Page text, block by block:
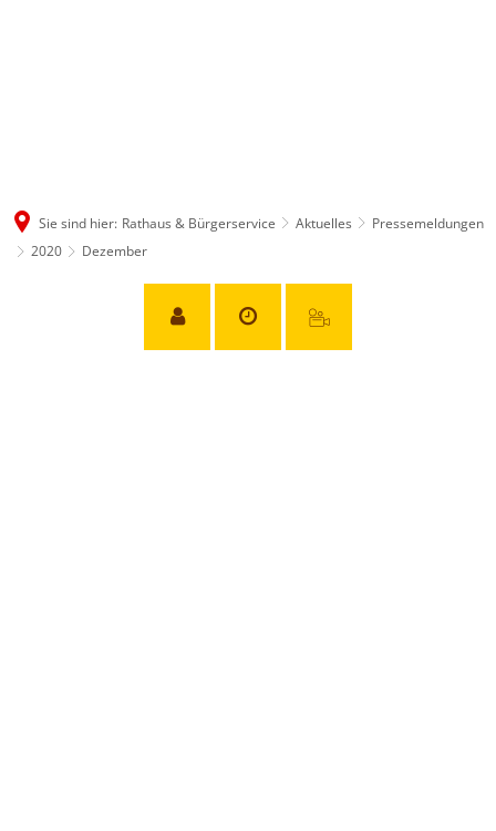
Sie sind hier: Rathaus & Bürgerservice Aktuelles
Pressemeldungen
2020
Dezember